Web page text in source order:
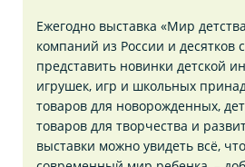
Ежегодно выставка «Мир
компаний из России и десятков
представить новинки детской
игрушек, игр и школьных
товаров для новорожденных,
товаров для творчества и
выставки можно увидеть всё,